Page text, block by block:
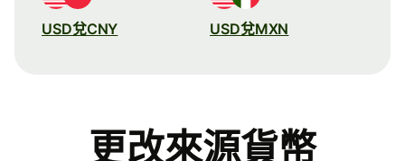
USD兌CNY USD兌MXN
更改來源貨幣